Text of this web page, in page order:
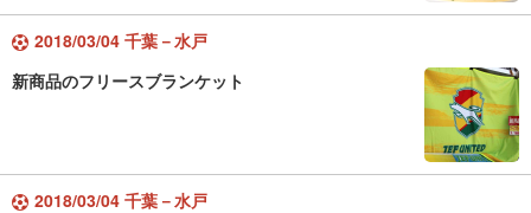
2018/03/04 千葉－水戸
新商品のフリースブランケット
2018/03/04 千葉－水戸